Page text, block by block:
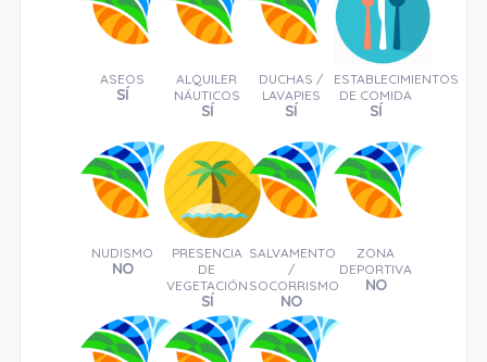
ASEOS
SÍ
ALQUILER
NÁUTICOS
SÍ
DUCHAS /
LAVAPIES
SÍ
ESTABLECIMIENTOS
DE COMIDA
SÍ
NUDISMO
NO
PRESENCIA
DE
VEGETACIÓN
SÍ
SALVAMENTO
/
SOCORRISMO
NO
ZONA
DEPORTIVA
NO